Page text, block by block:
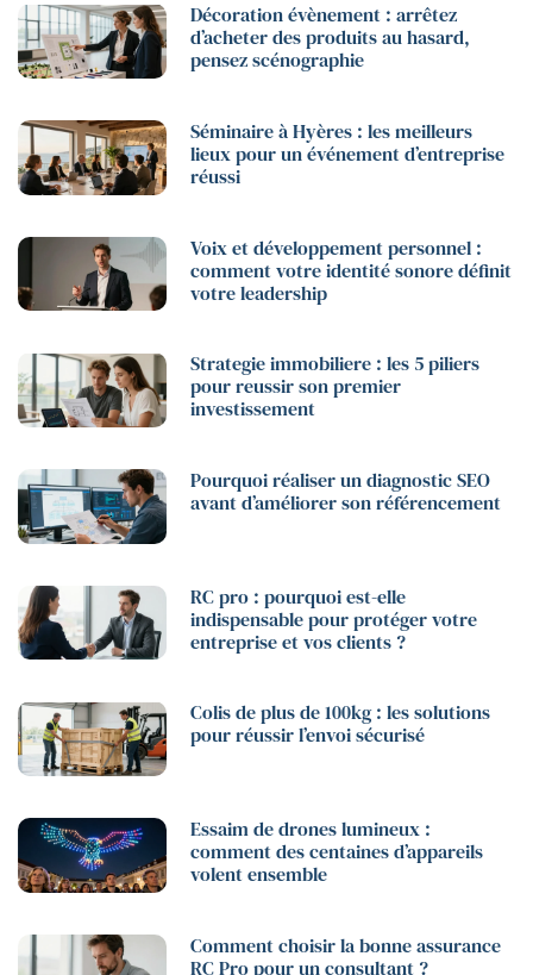
Décoration évènement : arrêtez
d’acheter des produits au hasard,
pensez scénographie
Séminaire à Hyères : les meilleurs
lieux pour un événement d’entreprise
réussi
Voix et développement personnel :
comment votre identité sonore définit
votre leadership
Strategie immobiliere : les 5 piliers
pour reussir son premier
investissement
Pourquoi réaliser un diagnostic SEO
avant d’améliorer son référencement
RC pro : pourquoi est-elle
indispensable pour protéger votre
entreprise et vos clients ?
Colis de plus de 100kg : les solutions
pour réussir l’envoi sécurisé
Essaim de drones lumineux :
comment des centaines d’appareils
volent ensemble
Comment choisir la bonne assurance
RC Pro pour un consultant ?